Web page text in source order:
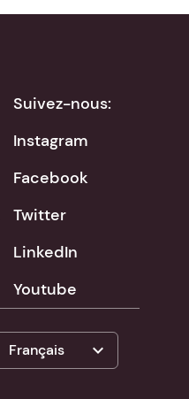
Suivez-nous:
Instagram
Facebook
Twitter
LinkedIn
Youtube
Français expand_more